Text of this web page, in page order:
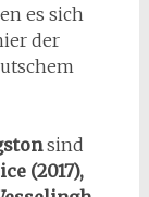
es sich
der
sind
(2017),